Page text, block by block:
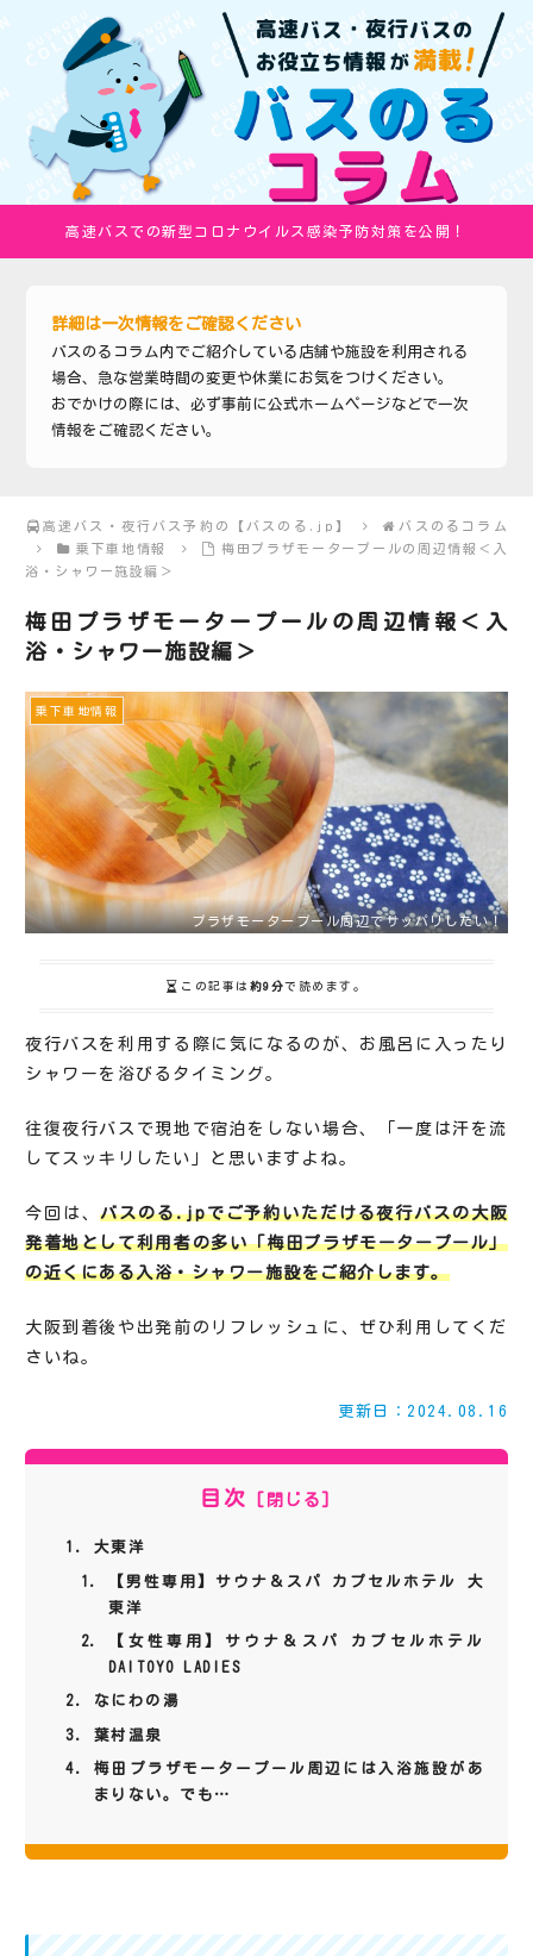
高速バスでの新型コロナウイルス感染予防対策を公開！
詳細は一次情報をご確認ください
バスのるコラム内でご紹介している店舗や施設を利用される
場合、急な営業時間の変更や休業にお気をつけください。
おでかけの際には、必ず事前に公式ホームページなどで一次
情報をご確認ください。
高速バス・夜行バス予約の【バスのる.jp】
バスのるコラム
乗下車地情報
梅田プラザモータープールの周辺情報＜入
浴・シャワー施設編＞
梅田プラザモータープールの周辺情報＜入
浴・シャワー施設編＞
乗下車地情報
プラザモータープール周辺でサッパリしたい！
この記事は 約9分で読めます。
夜行バスを利用する際に気になるのが、お風呂に入ったり
シャワーを浴びるタイミング。
往復夜行バスで現地で宿泊をしない場合、「一度は汗を流
してスッキリしたい」と思いますよね。
今回は、バスのる.jpでご予約いただける夜行バスの大阪
発着地として利用者の多い「梅田プラザモータープール」
の近くにある入浴・シャワー施設をご紹介します。
大阪到着後や出発前のリフレッシュに、ぜひ利用してくだ
さいね。
更新日：2024.08.16
目次
大東洋
【男性専用】サウナ＆スパ カプセルホテル 大
東洋
【女性専用】サウナ＆スパ カプセルホテル
DAITOYO LADIES
なにわの湯
葉村温泉
梅田プラザモータープール周辺には入浴施設があ
まりない。でも…